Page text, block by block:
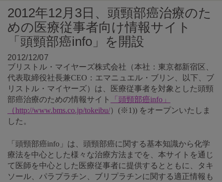
2012年12月3日、頭頸部癌治療のた
めの医療従事者向け情報サイト
「頭頸部癌info」を開設
2012/12/07
ブリストル・マイヤーズ株式会社（本社：東京都新宿区、
代表取締役社長兼CEO：エマニュエル・ブリン、以下、ブ
リストル・マイヤーズ）は、医療従事者を対象とした頭頸
部癌治療のための情報サイト
「頭頸部癌info」
（http://www.bms.co.jp/tokeibu/）(※1)) をオープンいたしま
した。
「頭頸部癌info」は、頭頸部癌に関する基本知識から化学
療法を中心とした様々な治療方法までを、本サイトを通じ
て医師を中心とした医療従事者に提供するとともに、タキ
ソール、パラプラチン、ブリプラチンに関する適正情報も